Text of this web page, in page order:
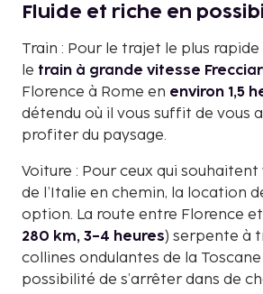
Fluide et riche en
Train : Pour le trajet le plus
le train à grande vitesse
Florence à Rome en environ 1,5
détendu où il vous suffit de vous
profiter du paysage.
Voiture : Pour ceux qui
de l’Italie en chemin, la location
option. La route entre Florence
280 km, 3–4 heures) serpente à
collines ondulantes de la
possibilité de s’arrêter dans de